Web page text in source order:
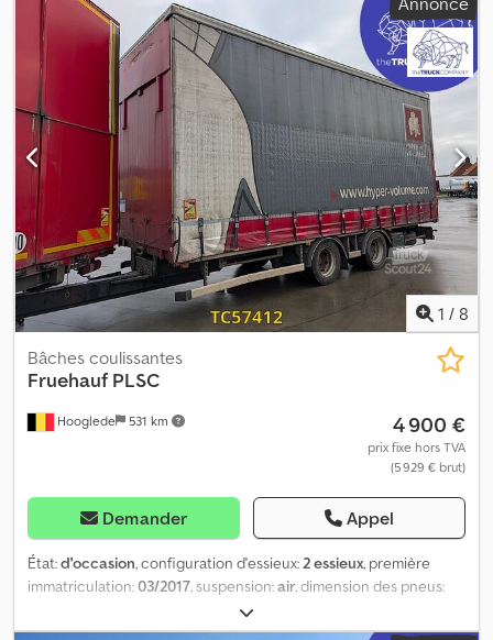
Freins : freins à disque Suspension : suspension pneumatique
Essieu arrière 1 : profondeur des sculptures, côté gauche : 6 mm ;
profondeur des sculptures, côté droit : 7 mm Essieu arrière 2 :
profondeur des sculptures, côté gauche : 8 mm ; profondeur des
sculptures, côté droit : 8 mm Essieu arrière 3 : profondeur des
sculptures, côté gauche : 7 mm ; profondeur des sculptures, côté
droit : 5 mm Poids Poids à vide : 6 940 kg Charge utile : 31 060 kg
PTAC : 38 000 kg État Dommages : aucun Crjdpozrcvvsfx Aiyef
1 / 8
Hooglede 531 km
Bâches coulissantes
Fruehauf PLSC
4 900 €
prix fixe hors TVA
(5 929 € brut)
Demander Appel
État:d'occasion, configuration d'essieux:2 essieux, première
immatriculation:03/2017, suspension:air, dimension des pneus:
, Année de construction:
Marque des essieux : SAF Freins : Freins à disque Suspension :